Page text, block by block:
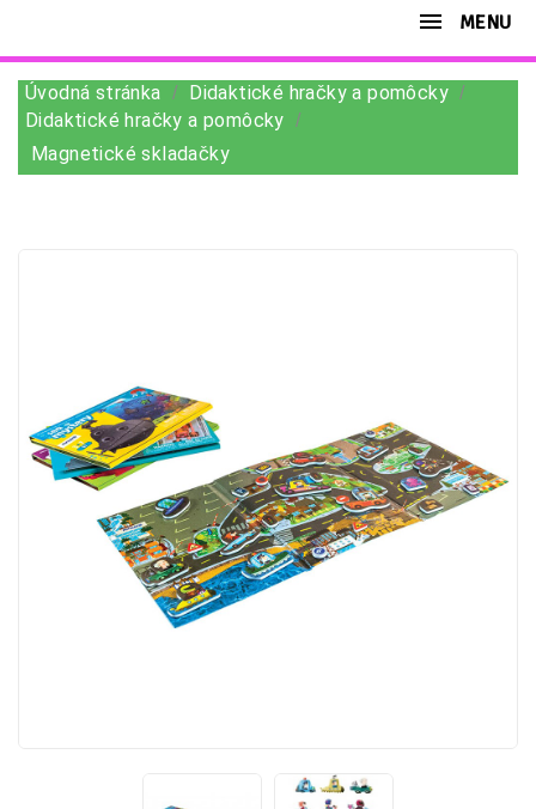
MENU
Úvodná stránka
Didaktické hračky a pomôcky
Didaktické hračky a pomôcky
Magnetické skladačky